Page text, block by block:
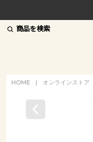
商品を検索
HOME | オンラインストア